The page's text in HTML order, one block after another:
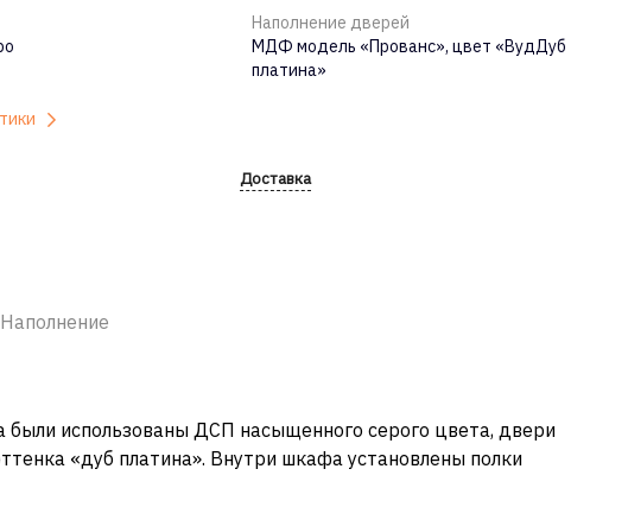
Наполнение дверей
МДФ модель «Прованс», цвет «ВудДуб
платина»
Доставка
Наполнение
использованы ДСП насыщенного серого цвета, двери
«дуб платина». Внутри шкафа установлены полки